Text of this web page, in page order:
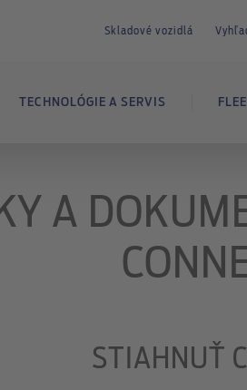
Skladové vozidlá
TECHNOLÓGIE A SERVIS
A
STIAHNUŤ